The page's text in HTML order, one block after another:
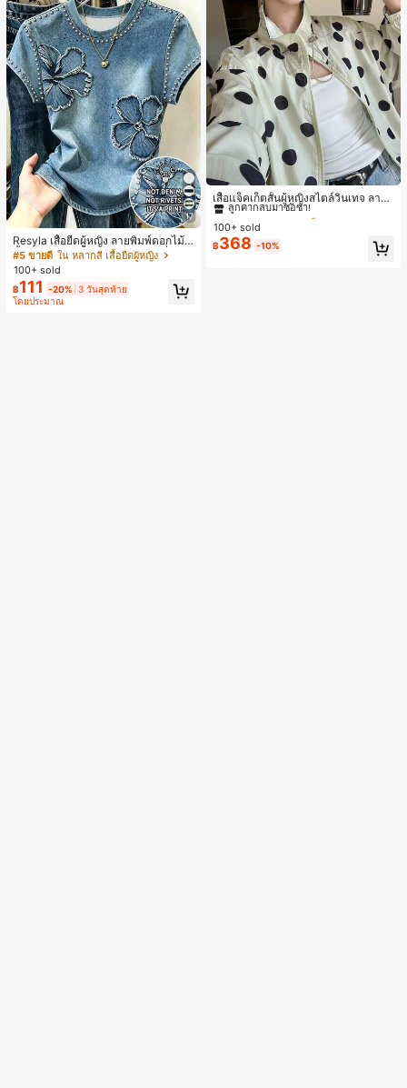
17
Resyla เสื้อยืดผู้หญิง ลายพิมพ์ดอกไม้สี
น้ำเงินวินเทจ เสื้อสำหรับออกไปเที่ยวฤ
ดูร้อน ดีไซน์กราฟิก สบายๆ อเนกประสง
ค์ สวมใส่ประจำวัน กลางแจ้ง ช้อปปิ้ง ท่
องเที่ยวกลางแจ้ง
#5 ขายดี ใน หลากสี เสื้อยืดผู้หญิง
100+ sold
฿111 -20% 3 วันสุดท้าย
โดยประมาณ
เสื้อแจ็คเก็ตสั้นผู้หญิงสไตล์วินเทจ ลายจุ
ดขนาดใหญ่ คอตั้ง เอวเข้ารูป แขนพอง
ทรงหลวม แฟชั่นอเนกประสงค์ สำหรับใ
ส่ประจำวันและไปเที่ยวพักผ่อน
#1 ขายดี
ใน กระเป๋า เสื้อคลุมลำลอง
ลูกค้ากลับมาซื้อซ้ำ!
#1 ขายดี ใน กระเป๋า เสื้อคลุมลำลอง
ลูกค้ากลับมาซื้อซ้ำ!
#1 ขายดี ใน กระเป๋า เสื้อคลุมลำลอง
ลูกค้ากลับมาซื้อซ้ำ!
#1 ขายดี ใน กระเป๋า เสื้อคลุมลำลอง
100+ sold
฿368 -10%